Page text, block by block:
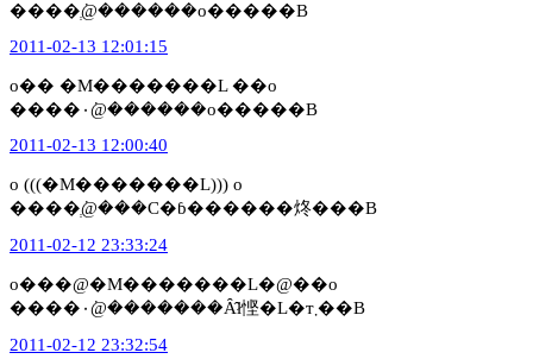
����ְ݁@������o�����B
2011-02-13 12:01:15
o�� �M�������L ��o
����۰݁@������o�����B
2011-02-13 12:00:40
o (((�M�������L))) o
����ְ݁@���C�ɓ������炵���B
2011-02-12 23:33:24
o���@�M�������L�@��o
����۰݁@�������Ȃ̂ł悭�L�т܂��B
2011-02-12 23:32:54